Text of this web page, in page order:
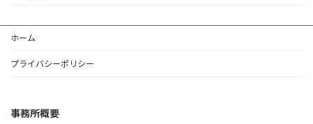
ホーム
プライバシーポリシー
事務所概要